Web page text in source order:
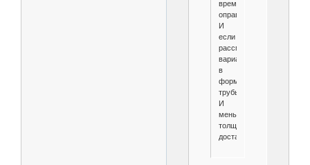
временем
оправдается.
И
если
рассматривать
вариант
в
форме
трубы.
И
меньшей
толщины
достаточно.